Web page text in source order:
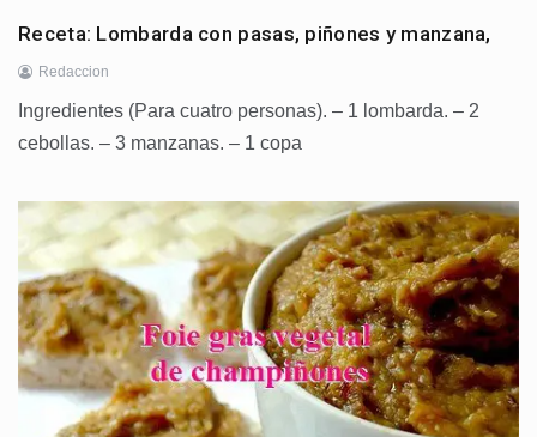
Receta: Lombarda con pasas, piñones y manzana,
Redaccion
Ingredientes (Para cuatro personas). – 1 lombarda. – 2
cebollas. – 3 manzanas. – 1 copa